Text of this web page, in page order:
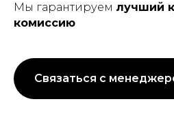
Мы гарантируем лучший
комиссию
Связаться с